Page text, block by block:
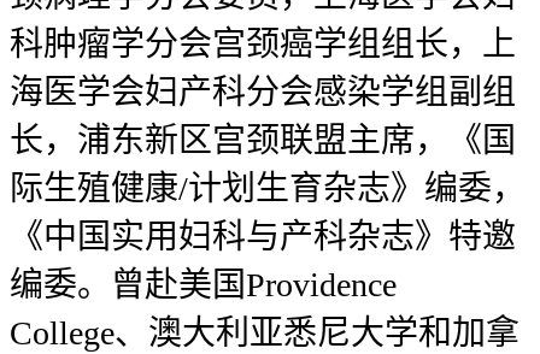
科肿瘤学分会宫颈癌学组组长，上
海医学会妇产科分会感染学组副组
长，浦东新区宫颈联盟主席，《国
际生殖健康/计划生育杂志》编委，
《中国实用妇科与产科杂志》特邀
编委。曾赴美国Providence
College、澳大利亚悉尼大学和加拿